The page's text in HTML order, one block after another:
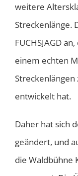
weitere
Streckenlänge.
FUCHSJAGD
einem echten
entwickelt hat.
Daher hat sich
geändert, und
die Waldbühne